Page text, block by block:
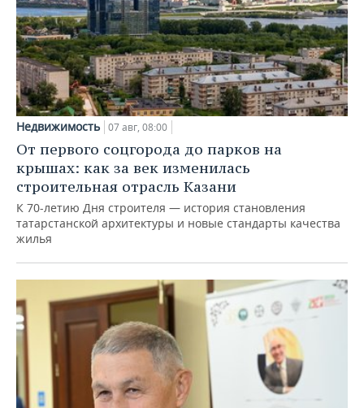
Недвижимость 07 авг, 08:00
От первого соцгорода до парков на
крышах: как за век изменилась
строительная отрасль Казани
К 70-летию Дня строителя — история становления
татарстанской архитектуры и новые стандарты качества
жилья